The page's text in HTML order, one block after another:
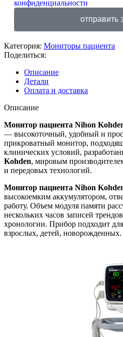
конфиденциальности
отправить
Категория: Мониторы пациента
Поделиться:
Описание
Детали
Оплата и доставка
Описание
Монитор пациента Nihon
— высокоточный, удобный и
прикроватный монитор,
клинических условий,
Kohden, мировым
и передовых технологий.
Монитор пациента Nihon
высокоемким аккумулятором,
работу. Объем модуля памяти
нескольких часов записей
хронологии. Прибор подходит
взрослых, детей, новорожденных.